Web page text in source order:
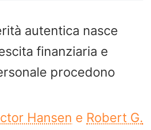
autentica nasce
finanziaria e
procedono
Hansen e Robert G.